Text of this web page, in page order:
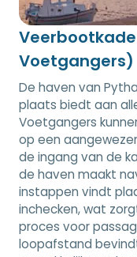
Voetgangers)
De haven van
plaats biedt aan
Voetgangers
op een
de ingang van de
de haven maakt
instappen vindt
inchecken, wat
proces voor
loopafstand